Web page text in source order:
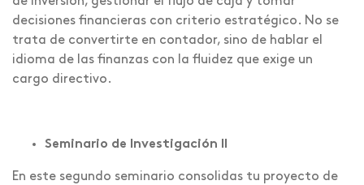
decisiones financieras con criterio estratégico. No se
trata de convertirte en contador, sino de hablar el
idioma de las finanzas con la fluidez que exige un
cargo directivo.
Seminario de Investigación II
En este segundo seminario consolidas tu proyecto de